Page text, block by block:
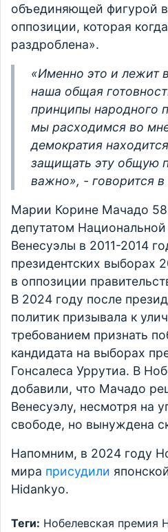
объединяющей фигурой
оппозиции, которая
раздроблена».
«Именно это и лежит
наша общая
принципы народного
мы расходимся во
демократия
защищать эту общую
важно», - говорится в
Марии Корине Мачадо 58
депутатом
Венесуэлы в 2011-2014
президентских выборах
в оппозиции
В 2024 году после
политик призывала к
требованием признать
кандидата на выборах
Гонсалеса Уррутиа. В
добавили, что Мачадо
Венесуэлу, несмотря на
свободе, но вынуждена
Напомним, в 2024 году
мира присудили
Hidankyo.
Теги: Нобелевская премия